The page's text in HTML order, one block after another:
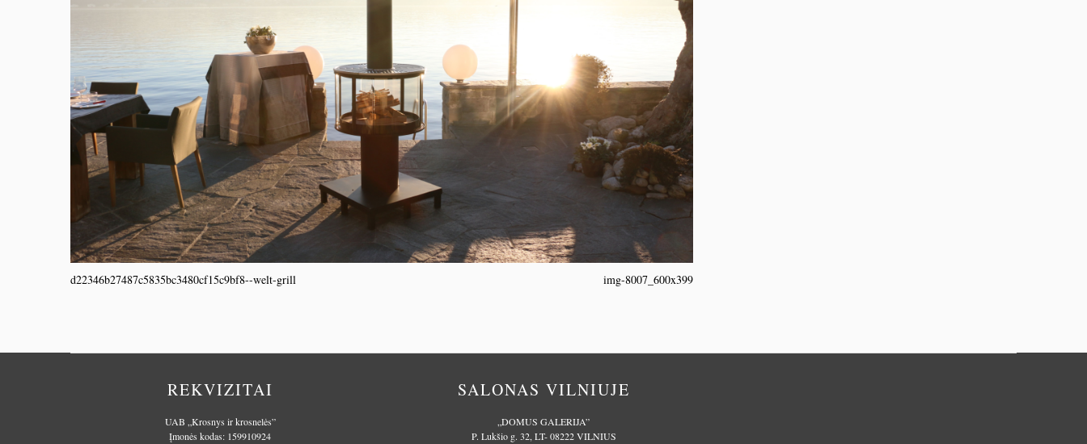
d22346b27487c5835bc3480cf15c9bf8--welt-grill img-8007_600x399
REKVIZITAI
UAB „Krosnys ir krosnelės”
Įmonės kodas: 159910924
SALONAS VILNIUJE
„DOMUS GALERIJA”
P. Lukšio g. 32, LT- 08222 VILNIUS